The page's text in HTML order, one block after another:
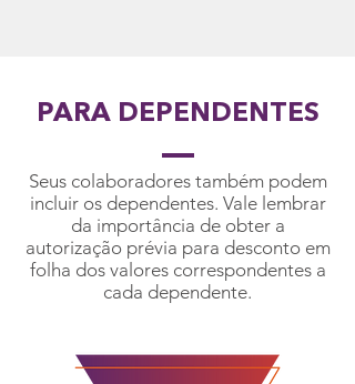
PARA DEPENDENTES
Seus colaboradores também podem
incluir os dependentes. Vale lembrar
da importância de obter a
autorização prévia para desconto em
folha dos valores correspondentes a
cada dependente.